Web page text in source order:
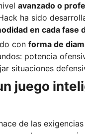
avanzado o
ha sido
en cada fase
con forma de
potencia
situaciones
juego
de las